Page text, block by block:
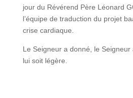
jour du Révérend Père Léonard
l’équipe de traduction du projet
crise cardiaque.
Le Seigneur a donné, le
lui soit légère.